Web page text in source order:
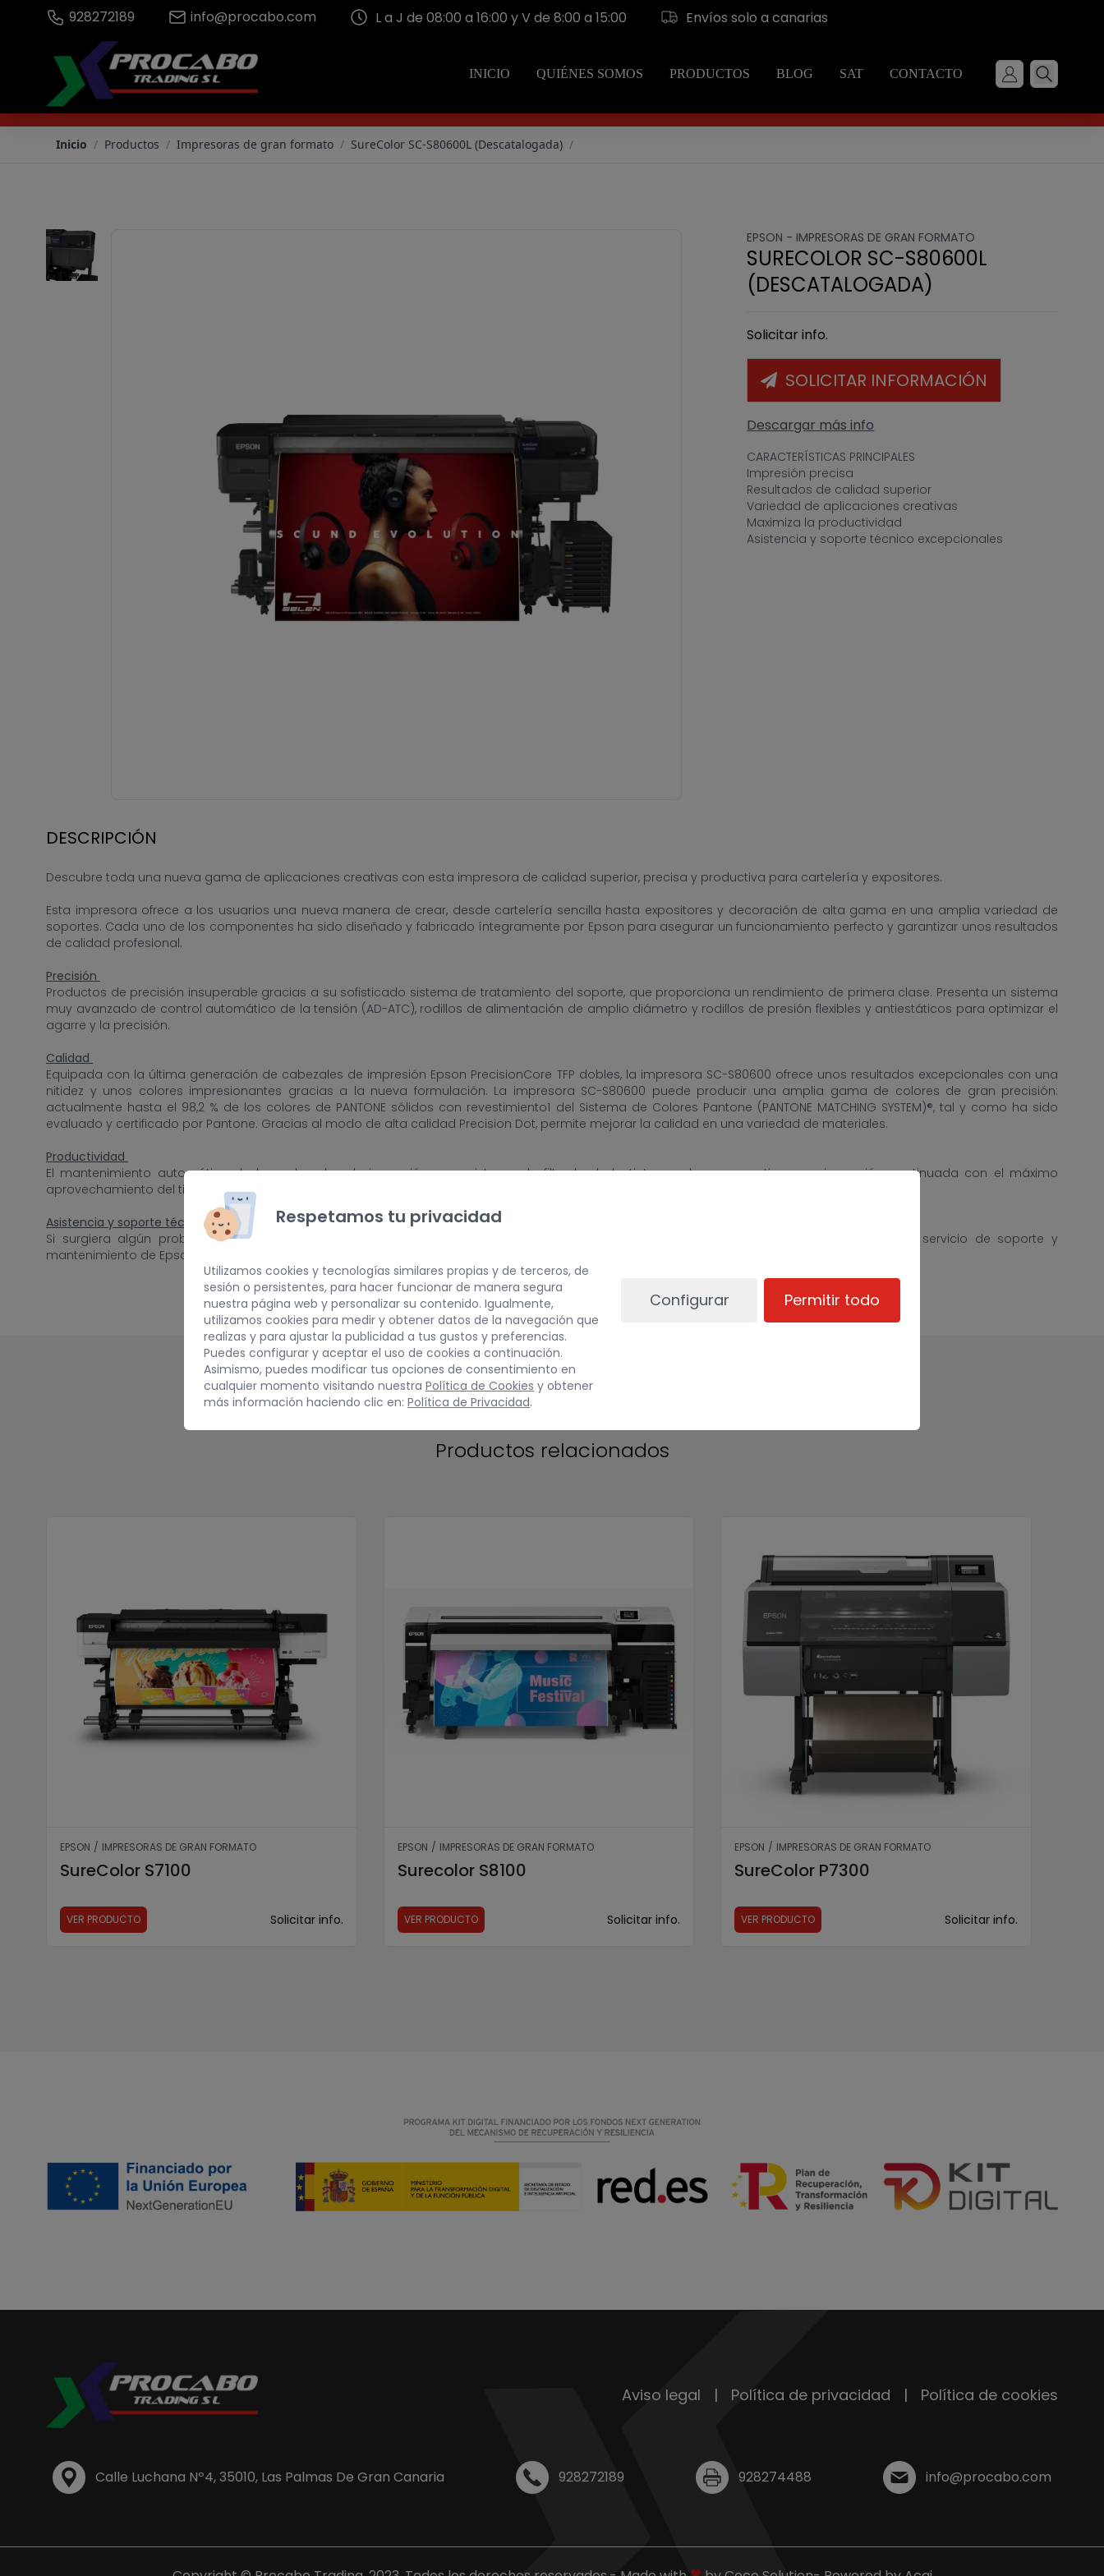
928272189 info@procabo.com L a J de 08:00 a 16:00 y V de 8:00 a 15:00 Envíos solo a canarias
SureColor SC-S80600L (Descatalogada) - Procabo
INICIO
QUIÉNES SOMOS PRODUCTOS BLOG SAT CONTACTO
Inicio / Productos / Impresoras de gran formato / SureColor SC-S80600L (Descatalogada) /
EPSON - IMPRESORAS DE GRAN FORMATO
SURECOLOR SC-S80600L
(DESCATALOGADA)
Solicitar info.
SOLICITAR INFORMACIÓN
Descargar más info
CARACTERÍSTICAS PRINCIPALES
Impresión precisa
Resultados de calidad superior
Variedad de aplicaciones creativas
Maximiza la productividad
Asistencia y soporte técnico excepcionales
DESCRIPCIÓN
Descubre toda una nueva gama de aplicaciones creativas con esta impresora de calidad superior, precisa y productiva para cartelería y expositores.
Esta impresora ofrece a los usuarios una nueva manera de crear, desde cartelería sencilla hasta expositores y decoración de alta gama en una amplia variedad de
soportes. Cada uno de los componentes ha sido diseñado y fabricado íntegramente por Epson para asegurar un funcionamiento perfecto y garantizar unos resultados
de calidad profesional.
Precisión
Productos de precisión insuperable gracias a su sofisticado sistema de tratamiento del soporte, que proporciona un rendimiento de primera clase. Presenta un sistema
muy avanzado de control automático de la tensión (AD-ATC), rodillos de alimentación de amplio diámetro y rodillos de presión flexibles y antiestáticos para optimizar el
agarre y la precisión.
Calidad
Equipada con la última generación de cabezales de impresión Epson PrecisionCore TFP dobles, la impresora SC-S80600 ofrece unos resultados excepcionales con una
nitidez y unos colores impresionantes gracias a la nueva formulación. La impresora SC-S80600 puede producir una amplia gama de colores de gran precisión:
actualmente hasta el 98,2 % de los colores de PANTONE sólidos con revestimiento1 del Sistema de Colores Pantone (PANTONE MATCHING SYSTEM)®, tal y como ha sido
evaluado y certificado por Pantone. Gracias al modo de alta calidad Precision Dot, permite mejorar la calidad en una variedad de materiales.
Productividad
El mantenimiento automático de los cabezales de impresión y un sistema de filtrado de la tinta ayudan a garantizar una impresión continuada con el máximo
aprovechamiento del tiempo.
Asistencia y soporte técnico
Si surgiera algún problema, Epson lo cubre gracias a su garantía estándar de dos años. Quienes deseen beneficiarse del excepcional servicio de soporte y
mantenimiento de Epson durante períodos más largos, también tienen la opción de contratar una ampliación de garantía.
TE PUEDE INTERESAR
Productos relacionados
EPSON / IMPRESORAS DE GRAN FORMATO
SureColor S7100
VER PRODUCTO Solicitar info.
EPSON / IMPRESORAS DE GRAN FORMATO
Surecolor S8100
VER PRODUCTO Solicitar info.
EPSON / IMPRESORAS DE GRAN FORMATO
SureColor P7300
VER PRODUCTO Solicitar info.
Aviso legal | Política de privacidad | Política de cookies
Calle Luchana Nº4, 35010, Las Palmas De Gran Canaria 928272189 928274488 info@procabo.com
Respetamos tu privacidad
Utilizamos cookies y tecnologías similares propias y de terceros, de
sesión o persistentes, para hacer funcionar de manera segura
nuestra página web y personalizar su contenido. Igualmente,
utilizamos cookies para medir y obtener datos de la navegación que
realizas y para ajustar la publicidad a tus gustos y preferencias.
Puedes configurar y aceptar el uso de cookies a continuación.
Asimismo, puedes modificar tus opciones de consentimiento en
cualquier momento visitando nuestra Política de Cookies y obtener
más información haciendo clic en: Política de Privacidad.
Configurar Permitir todo